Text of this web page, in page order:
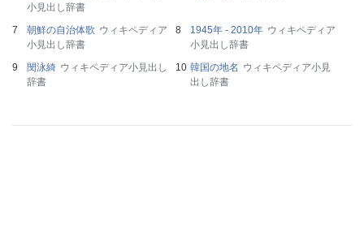
小見出し辞書
朝鮮の自治体歌 ウィキペディア
小見出し辞書
1945年 - 2010年 ウィキペディア
小見出し辞書
閔泳綺 ウィキペディア小見出し
辞書
韓国の地名 ウィキペディア小見
出し辞書